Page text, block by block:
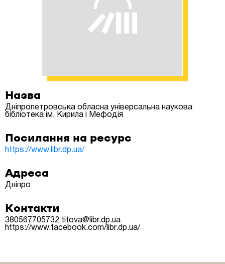
Назва
Дніпропетровська обласна універсальна наукова
бібліотека ім. Кирила і Мефодія
Посилання на ресурс
https://www.libr.dp.ua/
Адреса
Дніпро
Контакти
380567705732 titova@libr.dp.ua
https://www.facebook.com/libr.dp.ua/